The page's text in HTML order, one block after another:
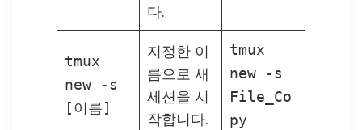
다.
tmux
new -s
[이름]
지정한 이
름으로 새
세션을 시
작합니다.
tmux
new -s
File_Co
py